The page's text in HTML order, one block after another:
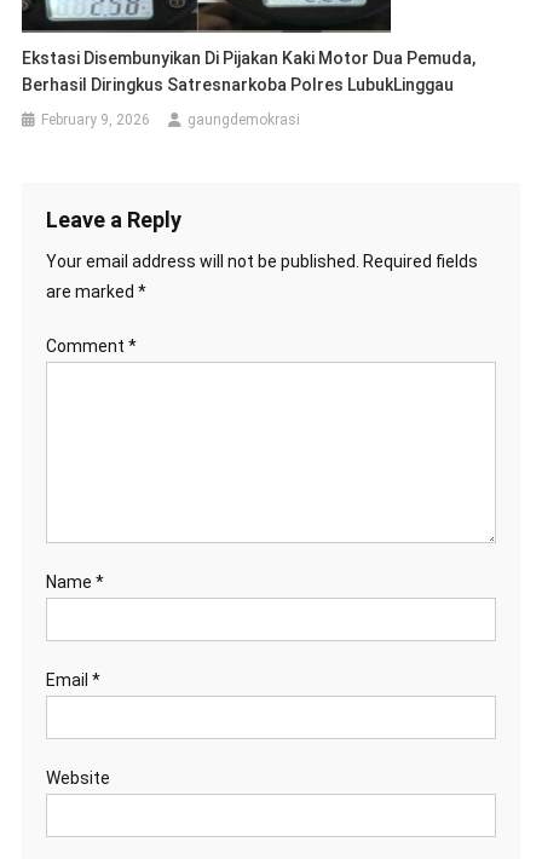
Ekstasi Disembunyikan Di Pijakan Kaki Motor Dua Pemuda,
Berhasil Diringkus Satresnarkoba Polres LubukLinggau
February 9, 2026 gaungdemokrasi
Leave a Reply
Your email address will not be published.
Required fields
are marked *
Comment *
Name *
Email *
Website